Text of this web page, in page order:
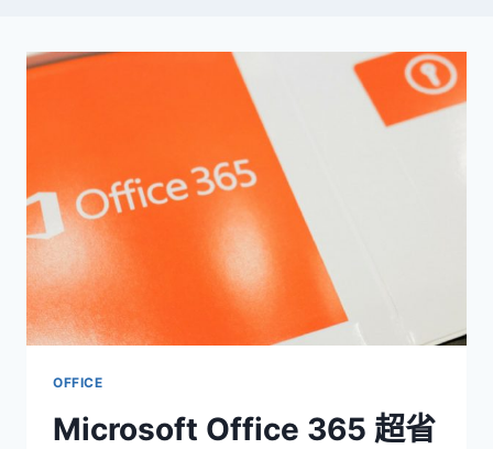
OFFICE
Microsoft Office 365 超省